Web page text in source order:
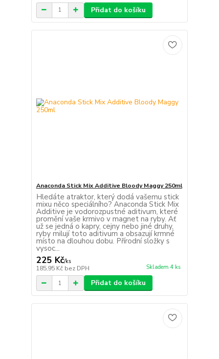
Přidat do košíku
Anaconda Stick Mix Additive Bloody Maggy 250ml
Hledáte atraktor, který dodá vašemu stick
mixu něco speciálního? Anaconda Stick Mix
Additive je vodorozpustné aditivum, které
promění vaše krmivo v magnet na ryby. Ať
už se jedná o kapry, cejny nebo jiné druhy,
ryby milují toto aditivum a obsazují krmné
místo na dlouhou dobu. Přírodní složky s
vysoc...
225 Kč/ks
185,95 Kč bez DPH Skladem 4 ks
Přidat do košíku